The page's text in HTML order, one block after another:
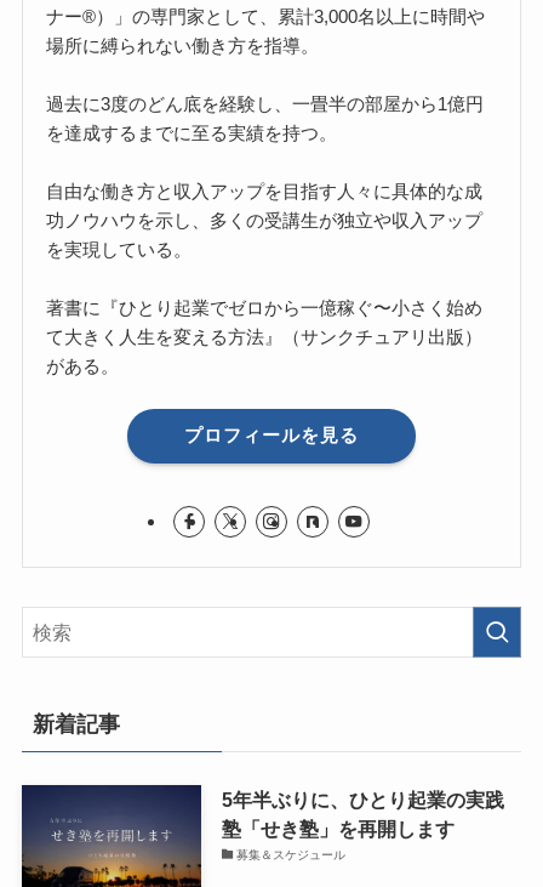
ナー®）」の専門家として、累計3,000名以上に時間や
場所に縛られない働き方を指導。
過去に3度のどん底を経験し、一畳半の部屋から1億円
を達成するまでに至る実績を持つ。
自由な働き方と収入アップを目指す人々に具体的な成
功ノウハウを示し、多くの受講生が独立や収入アップ
を実現している。
著書に『ひとり起業でゼロから一億稼ぐ〜小さく始め
て大きく人生を変える方法』（サンクチュアリ出版）
がある。
プロフィールを見る
新着記事
5年半ぶりに、ひとり起業の実践
塾「せき塾」を再開します
募集＆スケジュール